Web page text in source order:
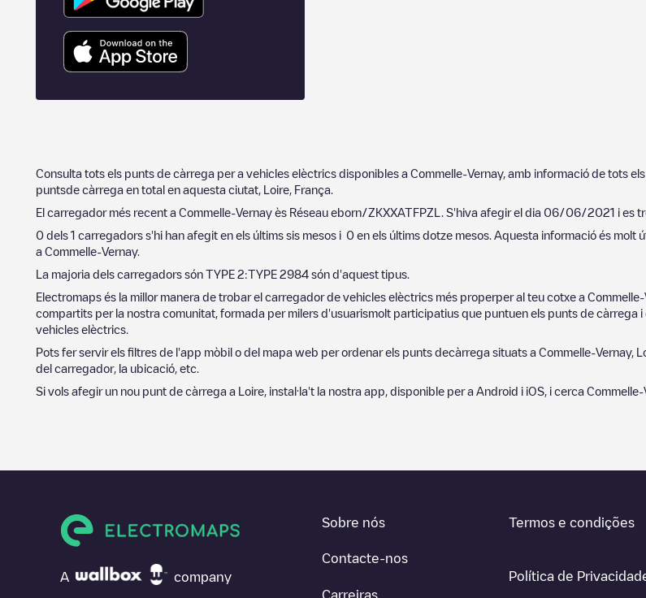
Consulta tots els punts de càrrega per a vehicles elèctrics disponibles a Commelle-Vernay, amb informació de tots
puntsde càrrega en total en aquesta ciutat, Loire França
El carregador més recent a Commelle-Vernay ès Réseau eborn/ZKXXATFPZL . S'hiva afegir el dia 06/06/2021 i es
0 dels 1 carregadors s'hi han afegit en els últims sis mesos i 0 en els últims dotze mesos. Aquesta informació és molt
a Commelle-Vernay.
La majoria dels carregadors són TYPE 2:TYPE 2984 són d'aquest tipus.
Electromaps és la millor manera de trobar el carregador de vehicles elèctrics més properper al teu cotxe a Commelle-
compartits per la nostra comunitat, formada per milers d'usuarismolt participatius que puntuen els punts de
vehicles elèctrics.
Pots fer servir els filtres de l'app mòbil o del mapa web per ordenar els punts decàrrega situats a Commelle-Vernay,
del carregador, la ubicació, etc.
Si vols afegir un nou punt de càrrega a Loire , instal·la't la nostra app, disponible per a Android i iOS, i cerca Commelle-
A company
Sobre nós
Contacte-nos
Carreiras
Termos e condições
Política de